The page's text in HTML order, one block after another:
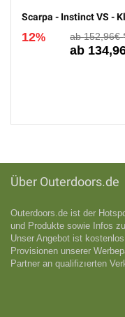
Scarpa - Instinct VS -
12% 152,96€
Über Outerdoors.de
Outerdoors.de ist der
und Produkte sowie Infos
Unser Angebot ist
Provisionen unserer
Partner an qualifizıerten